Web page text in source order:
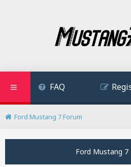
FAQ
Ford Mustang 7 Forum
Ford Mustang 7